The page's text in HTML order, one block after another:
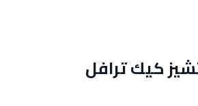
كيك ترافل